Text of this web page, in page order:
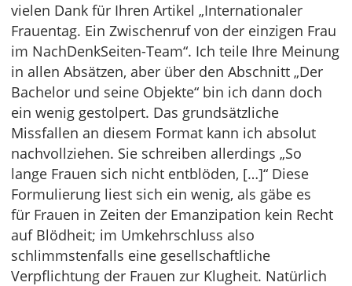
vielen Dank für Ihren Artikel „Internationaler
Frauentag. Ein Zwischenruf von der einzigen Frau
im NachDenkSeiten-Team“. Ich teile Ihre Meinung
in allen Absätzen, aber über den Abschnitt „Der
Bachelor und seine Objekte“ bin ich dann doch
ein wenig gestolpert. Das grundsätzliche
Missfallen an diesem Format kann ich absolut
nachvollziehen. Sie schreiben allerdings „So
lange Frauen sich nicht entblöden, […]“ Diese
Formulierung liest sich ein wenig, als gäbe es
für Frauen in Zeiten der Emanzipation kein Recht
auf Blödheit; im Umkehrschluss also
schlimmstenfalls eine gesellschaftliche
Verpflichtung der Frauen zur Klugheit. Natürlich